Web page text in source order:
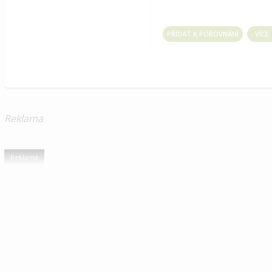
PŘIDAT K POROVNÁNÍ VÍCE
Reklama
Reklama